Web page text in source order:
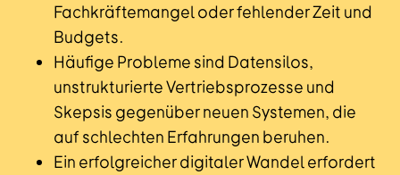
Fachkräftemangel oder fehlender Zeit und
Budgets.
Häufige Probleme sind Datensilos,
unstrukturierte Vertriebsprozesse und
Skepsis gegenüber neuen Systemen, die
auf schlechten Erfahrungen beruhen.
Ein erfolgreicher digitaler Wandel erfordert